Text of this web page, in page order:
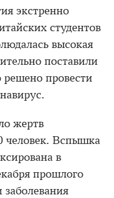
экстренно
студентов
высокая
поставили
провести
жертв
человек. Вспышка
в
прошлого